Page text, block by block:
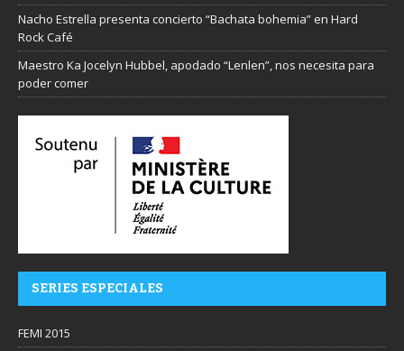
Nacho Estrella presenta concierto “Bachata bohemia” en Hard
Rock Café
Maestro Ka Jocelyn Hubbel, apodado “Lenlen”, nos necesita para
poder comer
SERIES ESPECIALES
FEMI 2015